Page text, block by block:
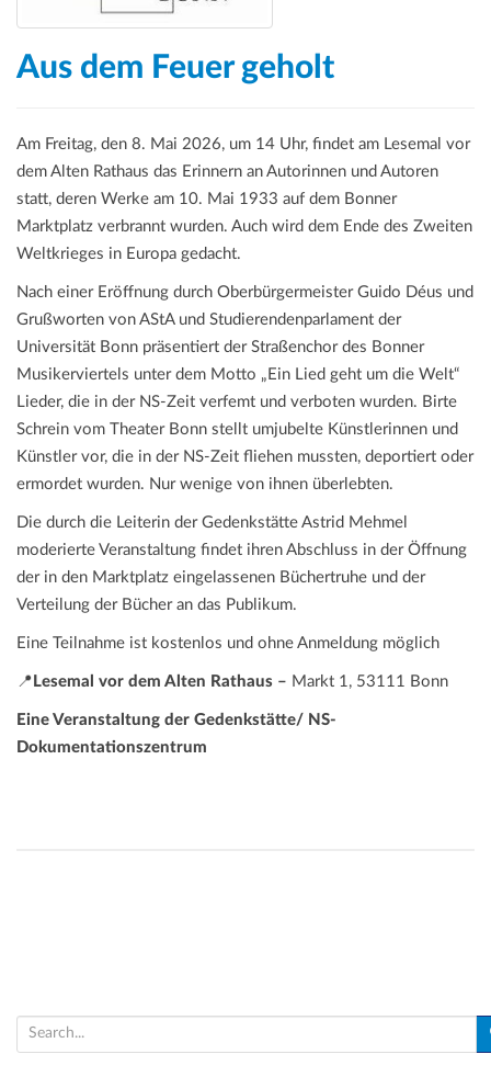
Aus dem Feuer geholt
Am Freitag, den 8. Mai 2026, um 14 Uhr, findet am Lesemal vor
dem Alten Rathaus das Erinnern an Autorinnen und Autoren
statt, deren Werke am 10. Mai 1933 auf dem Bonner
Marktplatz verbrannt wurden. Auch wird dem Ende des Zweiten
Weltkrieges in Europa gedacht.
Nach einer Eröffnung durch Oberbürgermeister Guido Déus und
Grußworten von AStA und Studierendenparlament der
Universität Bonn präsentiert der Straßenchor des Bonner
Musikerviertels unter dem Motto „Ein Lied geht um die Welt“
Lieder, die in der NS-Zeit verfemt und verboten wurden. Birte
Schrein vom Theater Bonn stellt umjubelte Künstlerinnen und
Künstler vor, die in der NS-Zeit fliehen mussten, deportiert oder
ermordet wurden. Nur wenige von ihnen überlebten.
Die durch die Leiterin der Gedenkstätte Astrid Mehmel
moderierte Veranstaltung findet ihren Abschluss in der Öffnung
der in den Marktplatz eingelassenen Büchertruhe und der
Verteilung der Bücher an das Publikum.
Eine Teilnahme ist kostenlos und ohne Anmeldung möglich
📍 Lesemal vor dem Alten Rathaus – Markt 1, 53111 Bonn
Eine Veranstaltung der Gedenkstätte/ NS-
Dokumentationszentrum
e